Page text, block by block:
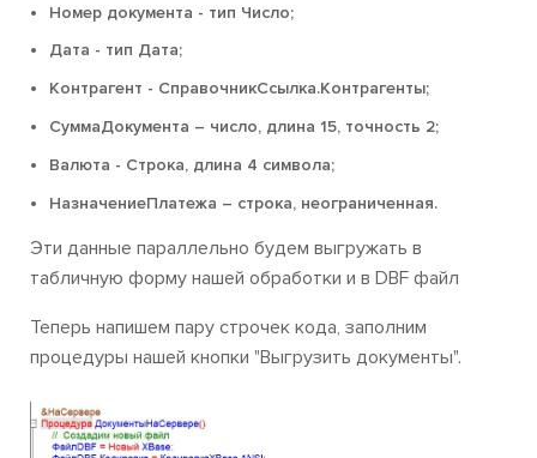
Номер документа - тип Число;
Дата - тип Дата;
Контрагент - СправочникСсылка.Контрагенты;
СуммаДокумента – число, длина 15, точность 2;
Валюта - Строка, длина 4 символа;
НазначениеПлатежа – строка, неограниченная.
Эти данные параллельно будем выгружать в
табличную форму нашей обработки и в DBF файл
Теперь напишем пару строчек кода, заполним
процедуры нашей кнопки "Выгрузить документы".